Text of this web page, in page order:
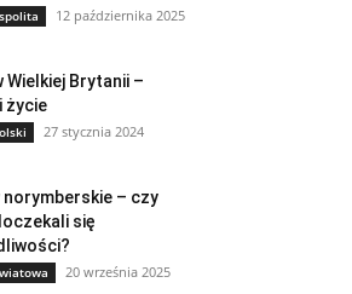
12 października 2025
Wielkiej Brytanii –
życie
27 stycznia 2024
norymberskie – czy
się
20 września 2025